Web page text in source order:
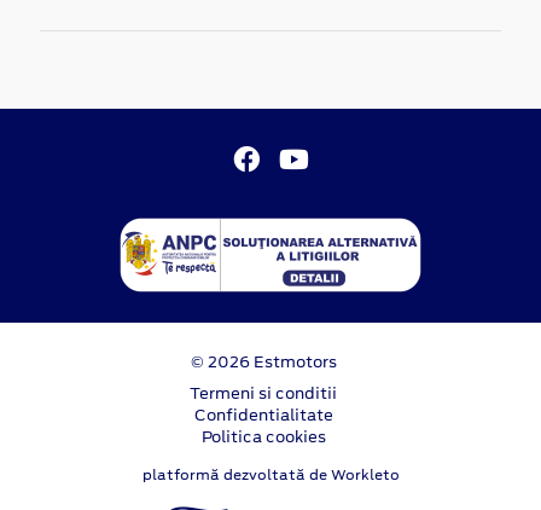
© 2026 Estmotors
Termeni si conditii
Confidentialitate
Politica cookies
platformă dezvoltată de Workleto